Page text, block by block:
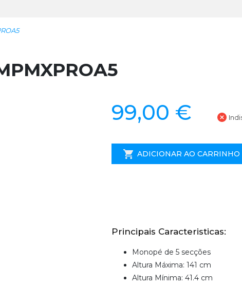
99,00 €
ADICIONAR AO CARRINHO
Principais Caracteristicas:
Monopé de 5 secções
Altura Máxima: 141 cm
Altura Mínima: 41.4 cm